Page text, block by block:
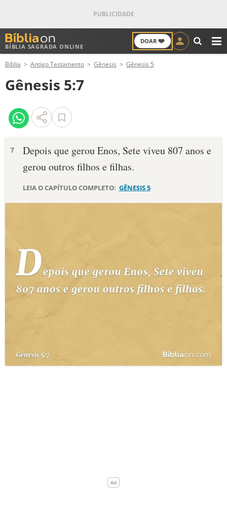
BÍBLIA SAGRADA ONLINE
DOAR ❤️
ANTIGO TESTAMENTO
NOVO TESTAMENTO
VERSÍCULOS
PALAVRA DO DIA
DEVOCIONAL DIÁRIO
10 MANDAMENTOS
ESTUDOS BÍBLICOS
ESBOÇOS DE PREGAÇÃO
PERGUNTE À BÍBLIA
Bíblia Antigo Testamento Gênesis Gênesis 5
Gênesis 5:7
7
Depois que gerou Enos, Sete viveu 807 anos e
gerou outros filhos e filhas.
LEIA O CAPÍTULO COMPLETO: GÊNESIS 5